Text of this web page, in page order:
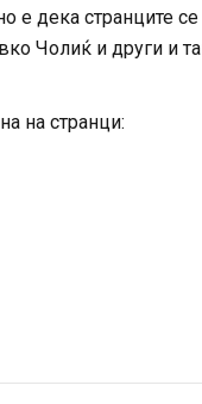
е дека странците
Чолиќ и други и
на странци: